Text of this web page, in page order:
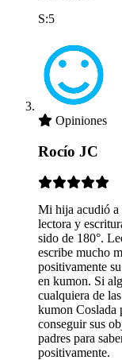
S:5
Opiniones
Rocío JC
Mi hija acudió a
lectora y
sido de 180°.
escribe mucho
positivamente
en kumon. Si
cualquiera de
kumon Coslada
conseguir sus
padres para
positivamente.